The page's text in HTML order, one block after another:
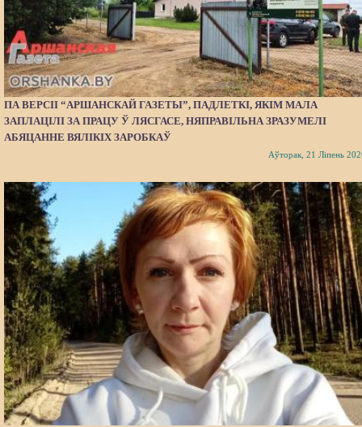
ПА ВЕРСІІ “АРШАНСКАЙ ГАЗЕТЫ”, ПАДЛЕТКІ, ЯКІМ МАЛА
ЗАПЛАЦІЛІ ЗА ПРАЦУ Ў ЛЯСГАСЕ, НЯПРАВІЛЬНА ЗРАЗУМЕЛІ
АБЯЦАННЕ ВЯЛІКІХ ЗАРОБКАЎ
Аўторак, 21 Ліпень